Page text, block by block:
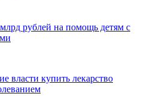
рублей на помощь детям с
власти купить лекарство